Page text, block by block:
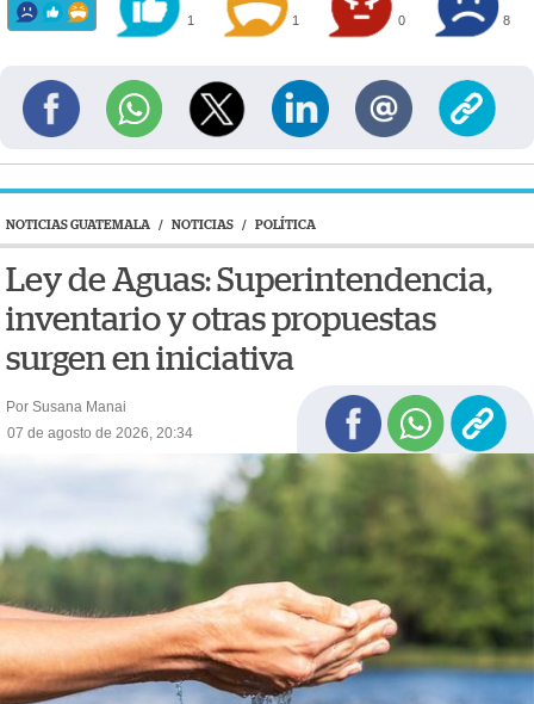
1 1 0 8
NOTICIAS GUATEMALA / NOTICIAS / POLÍTICA
Ley de Aguas: Superintendencia,
inventario y otras propuestas
surgen en iniciativa
Por Susana Manai
07 de agosto de 2026, 20:34